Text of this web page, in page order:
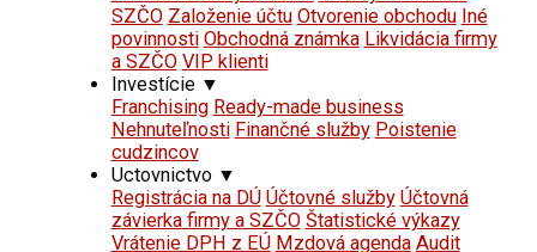
SZČO Založenie účtu Otvorenie obchodu Iné
povinnosti Obchodná známka Likvidácia firmy
a SZČO VIP klienti
Investície ▼
Franchising Ready-made business
Nehnuteľnosti Finančné služby Poistenie
cudzincov
Uctovnictvo ▼
Registrácia na DÚ Účtovné služby Účtovná
závierka firmy a SZČO Štatistické výkazy
Vrátenie DPH z EÚ Mzdová agenda Audit